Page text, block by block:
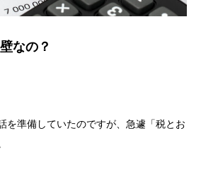
なの？
を準備していたのですが、急遽「税とお